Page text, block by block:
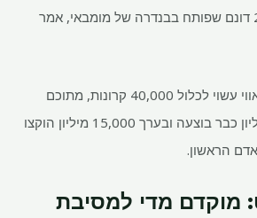
ממשלתית בשטח של 24 דונם שפותח בבנדרה של מומבאי, אמר
עשוי לכלול 40,000 קרונות, מתוכם
15,000 מיליון הוקצו
הראשון.
מוקדם מדי למסיבת